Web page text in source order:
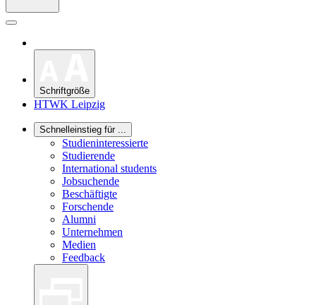
Schriftgröße
HTWK Leipzig
Schnelleinstieg für ...
Studieninteressierte
Studierende
International students
Jobsuchende
Beschäftigte
Forschende
Alumni
Unternehmen
Medien
Feedback